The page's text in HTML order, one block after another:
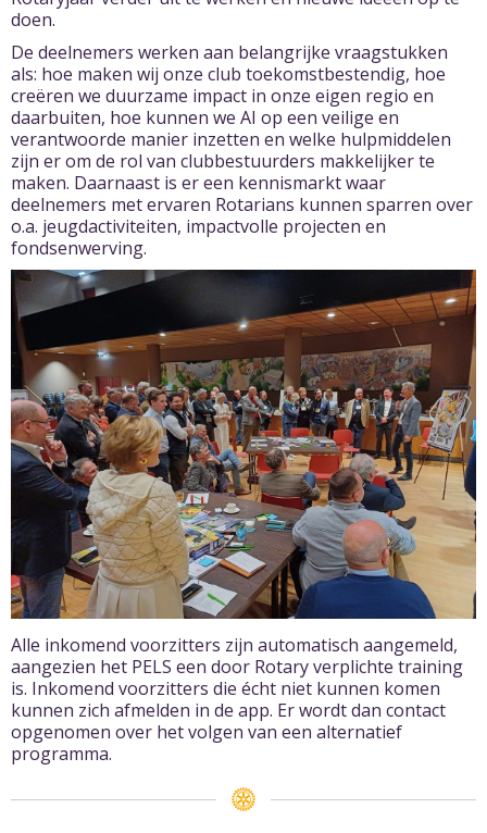
doen.
De deelnemers werken aan belangrijke vraagstukken
als: hoe maken wij onze club toekomstbestendig, hoe
creëren we duurzame impact in onze eigen regio en
daarbuiten, hoe kunnen we AI op een veilige en
verantwoorde manier inzetten en welke hulpmiddelen
zijn er om de rol van clubbestuurders makkelijker te
maken. Daarnaast is er een kennismarkt waar
deelnemers met ervaren Rotarians kunnen sparren over
o.a. jeugdactiviteiten, impactvolle projecten en
fondsenwerving.
Alle inkomend voorzitters zijn automatisch aangemeld,
aangezien het PELS een door Rotary verplichte training
is. Inkomend voorzitters die écht niet kunnen komen
kunnen zich afmelden in de app. Er wordt dan contact
opgenomen over het volgen van een alternatief
programma.